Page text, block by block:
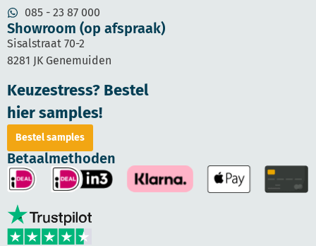
085 - 23 87 000
Showroom (op afspraak)
Sisalstraat 70-2
8281 JK Genemuiden
Keuzestress? Bestel
hier samples!
Bestel samples
Betaalmethoden